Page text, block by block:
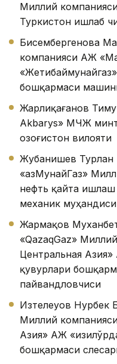
Миллий
Туркистон ишлаб
Бисембергенова
компанияси АЖ
бошқармаси
Жарлиқағанов
Akbarys» МЧЖ
Қозоғистон вилояти
Жубанишев Турлан
«ҚазМунайГаз»
нефть қайта
механик муҳандиси
Жармақов
«QazaqGaz»
Центральная
қувурлари
пайвандловчиси
Изтелеуов Нурбек
Миллий
Азия» АЖ
бошқармаси